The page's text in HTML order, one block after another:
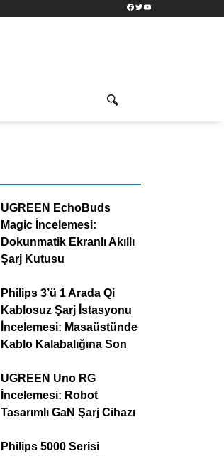
Facebook
TwitterYouTube
UGREEN EchoBuds
Magic İncelemesi:
Dokunmatik Ekranlı Akıllı
Şarj Kutusu
Philips 3’ü 1 Arada Qi
Kablosuz Şarj İstasyonu
İncelemesi: Masaüstünde
Kablo Kalabalığına Son
UGREEN Uno RG
İncelemesi: Robot
Tasarımlı GaN Şarj Cihazı
Philips 5000 Serisi